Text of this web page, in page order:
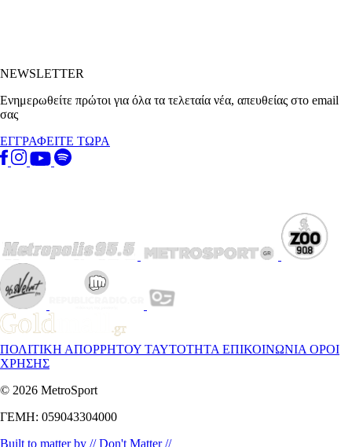
NEWSLETTER
Ενημερωθείτε πρώτοι για όλα τα τελεταία νέα, απευθείας στο email
σας
ΕΓΓΡΑΦΕΙΤΕ ΤΩΡΑ
ΠΟΛΙΤΙΚΗ ΑΠΟΡΡΗΤΟΥ ΤΑΥΤΟΤΗΤΑ ΕΠΙΚΟΙΝΩΝΙΑ ΟΡΟΙ
ΧΡΗΣΗΣ
© 2026 MetroSport
ΓΕΜΗ: 059043304000
Built to matter by // Don't Matter //